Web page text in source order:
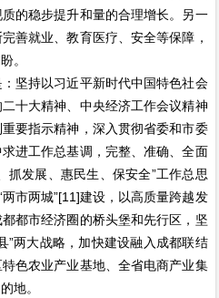
的稳步提升和量的合理增长。另一
善就业、教育医疗、安全等保障，
。
持以习近平新时代中国特色社会
十大精神、中央经济工作会议精神
要指示精神，深入贯彻省委和市委
进工作总基调，完整、准确、全面
抓发展、惠民生、保安全”工作总思
市两城”[11]建设，以高质量跨越发
都市经济圈的桥头堡和先行区，坚
”两大战略，加快建设融入成都联结
色农业产业基地、全省电商产业集
地。